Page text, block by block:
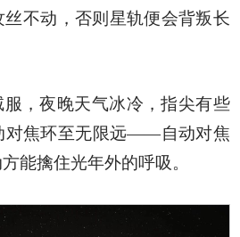
不动，否则星轨便会背叛长
，夜晚天气冰冷，指尖有些
对焦环至无限远——自动对焦
能擒住光年外的呼吸。